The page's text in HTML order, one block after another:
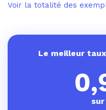
Voir la totalité des
Le meilleur
sur